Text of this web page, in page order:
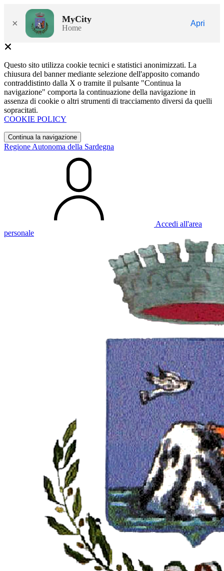
× MyCity
Home
Apri
Questo sito utilizza cookie tecnici e statistici anonimizzati. La
chiusura del banner mediante selezione dell'apposito comando
contraddistinto dalla X o tramite il pulsante "Continua la
navigazione" comporta la continuazione della navigazione in
assenza di cookie o altri strumenti di tracciamento diversi da quelli
sopracitati.
COOKIE POLICY
Continua la navigazione
Regione Autonoma della Sardegna
Accedi all'area
personale